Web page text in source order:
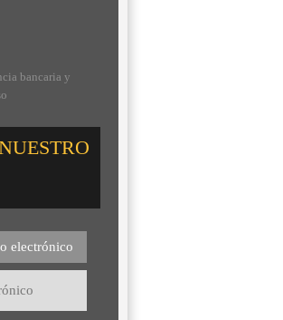
bancaria y
electrónico